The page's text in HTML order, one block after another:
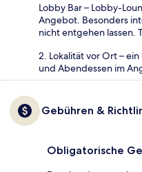
Lobby Bar – Lobby-
Angebot. Besonders
nicht entgehen lassen.
2. Lokalität vor Ort –
und Abendessen im
Gebühren &
Obligatorische